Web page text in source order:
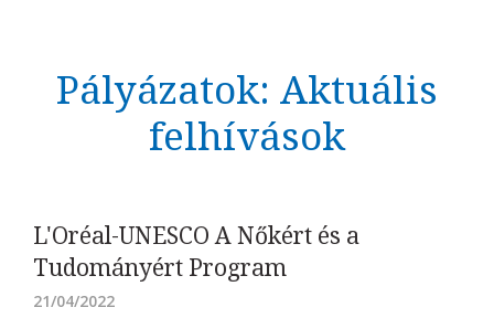
Kövess minket unescohungary
Pályázatok: Aktuális
felhívások
L'Oréal-UNESCO A Nőkért és a
Tudományért Program
21/04/2022